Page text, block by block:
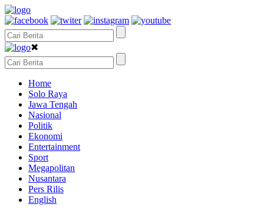
✖
Home
Solo Raya
Jawa Tengah
Nasional
Politik
Ekonomi
Entertainment
Sport
Megapolitan
Nusantara
Pers Rilis
English